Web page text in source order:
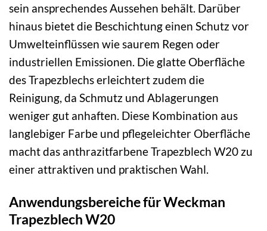
sein ansprechendes Aussehen behält. Darüber
hinaus bietet die Beschichtung einen Schutz vor
Umwelteinflüssen wie saurem Regen oder
industriellen Emissionen. Die glatte Oberfläche
des Trapezblechs erleichtert zudem die
Reinigung, da Schmutz und Ablagerungen
weniger gut anhaften. Diese Kombination aus
langlebiger Farbe und pflegeleichter Oberfläche
macht das anthrazitfarbene Trapezblech W20 zu
einer attraktiven und praktischen Wahl.
Anwendungsbereiche für Weckman
Trapezblech W20